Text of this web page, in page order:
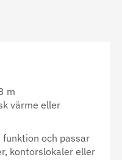
m
värme eller
funktion och passar
kontorslokaler eller